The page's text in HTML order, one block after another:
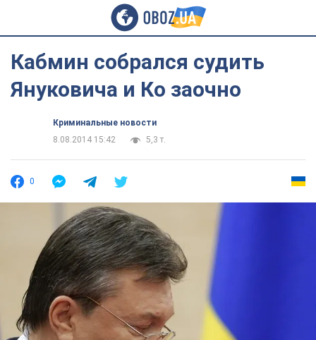
Кабмин собрался судить
Януковича и Ко заочно
Криминальные новости
8.08.2014 15:42
5,3 т.
0